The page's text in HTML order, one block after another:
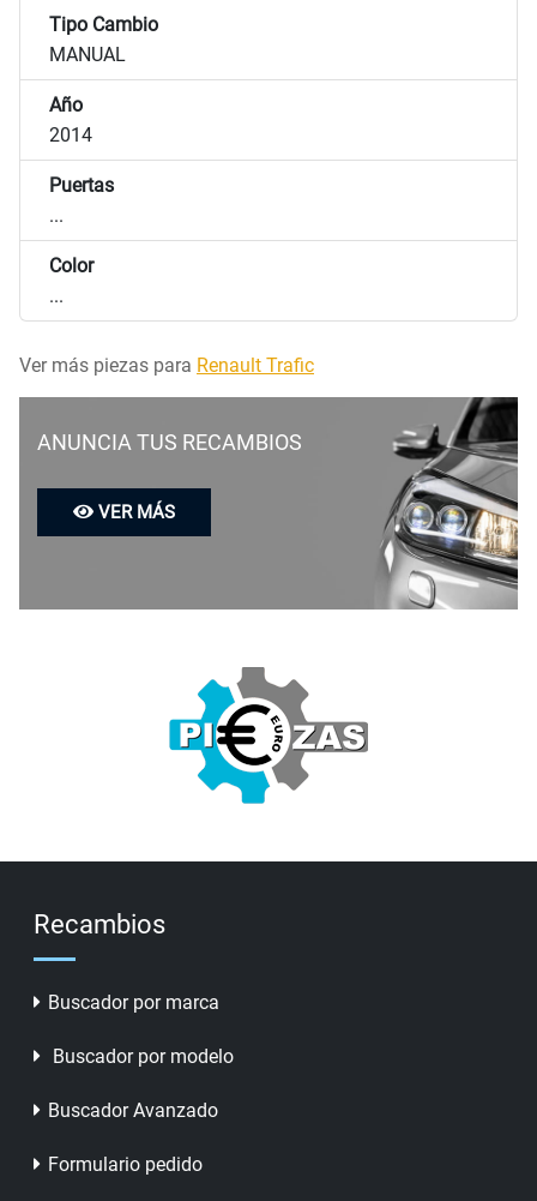
Tipo Cambio
MANUAL
Año
2014
Puertas
...
Color
...
Ver más piezas para Renault Trafic
ANUNCIA TUS RECAMBIOS
VER MÁS
Recambios
Buscador por marca
Buscador por modelo
Buscador Avanzado
Formulario pedido